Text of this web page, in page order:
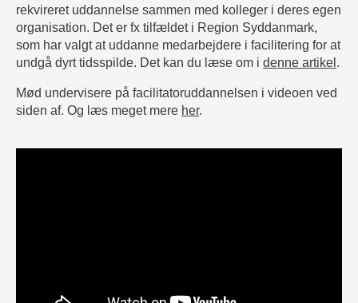
rekvireret uddannelse sammen med kolleger i deres egen
organisation. Det er fx tilfældet i Region Syddanmark,
som har valgt at uddanne medarbejdere i facilitering for at
undgå dyrt tidsspilde. Det kan du læse om i denne artikel .
Mød undervisere på facilitatoruddannelsen i videoen ved
siden af. Og læs meget mere her.